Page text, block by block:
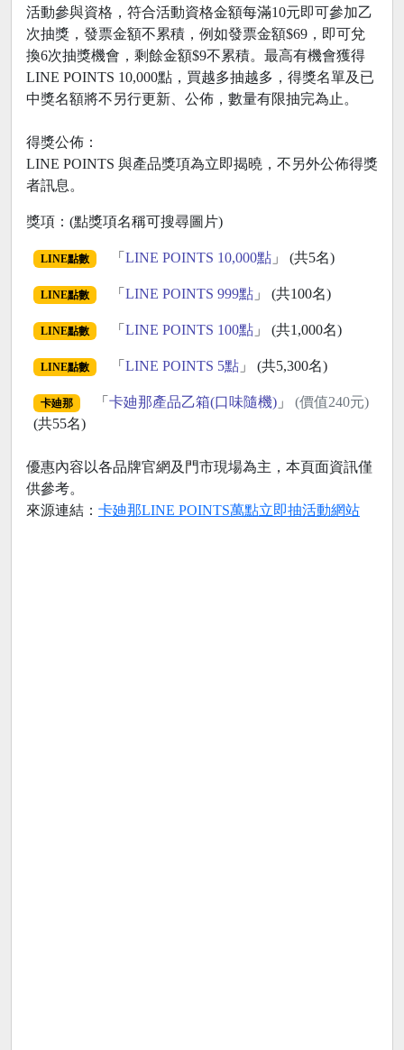
活動參與資格，符合活動資格金額每滿10元即可參加乙
次抽獎，發票金額不累積，例如發票金額$69，即可兌
換6次抽獎機會，剩餘金額$9不累積。最高有機會獲得
LINE POINTS 10,000點，買越多抽越多，得獎名單及已
中獎名額將不另行更新、公佈，數量有限抽完為止。
得獎公佈：
LINE POINTS 與產品獎項為立即揭曉，不另外公佈得獎
者訊息。
獎項：(點獎項名稱可搜尋圖片)
LINE點數 「 LINE POINTS 10,000點」 (共5名)
LINE點數 「 LINE POINTS 999點」 (共100名)
LINE點數 「 LINE POINTS 100點」 (共1,000名)
LINE點數 「 LINE POINTS 5點」 (共5,300名)
卡廸那 「 卡廸那產品乙箱(口味隨機)」 (價值240元)
(共55名)
優惠內容以各品牌官網及門市現場為主，本頁面資訊僅
供參考。
來源連結： 卡廸那LINE POINTS萬點立即抽活動網站